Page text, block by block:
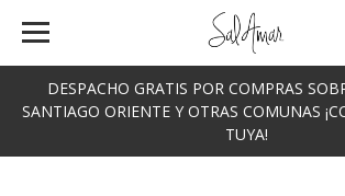
DESPACHO GRATIS POR COMPRAS
SANTIAGO ORIENTE Y OTRAS COMUNAS
TUYA!